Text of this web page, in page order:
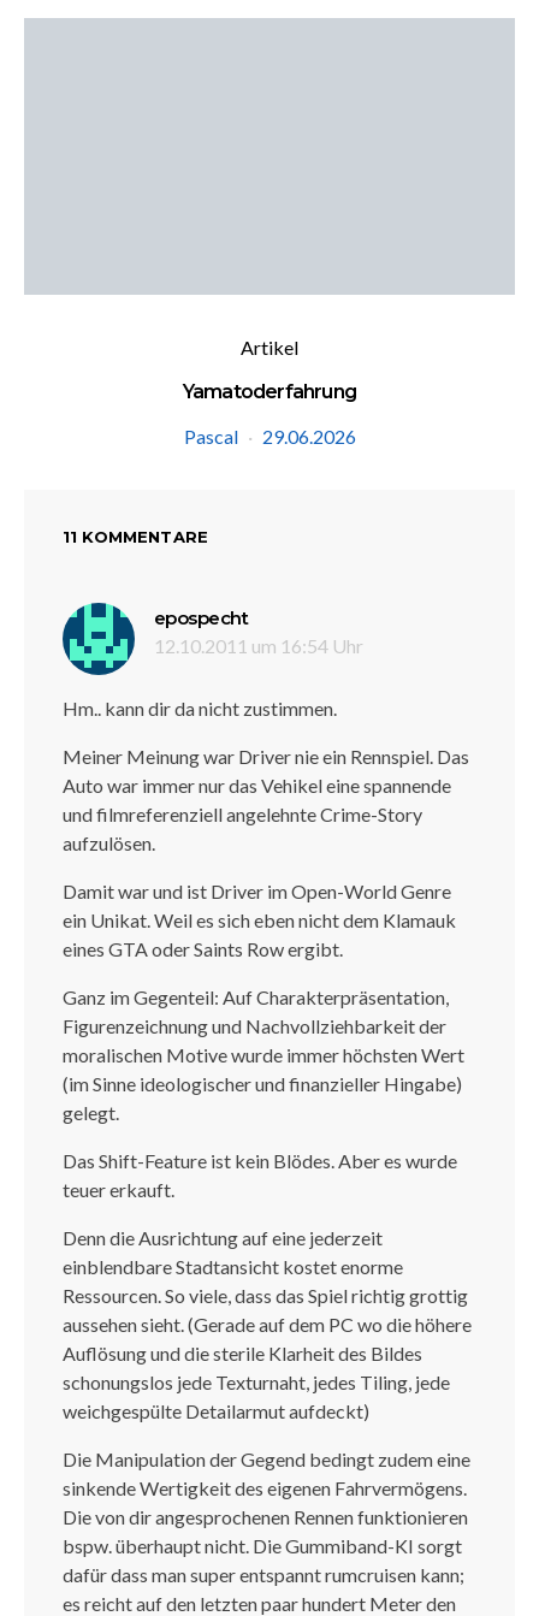
Artikel
Yamatoderfahrung
Pascal
29.06.2026
11 KOMMENTARE
epospechtsagt:
12.10.2011 um 16:54 Uhr
Hm.. kann dir da nicht zustimmen.
Meiner Meinung war Driver nie ein Rennspiel. Das
Auto war immer nur das Vehikel eine spannende
und filmreferenziell angelehnte Crime-Story
aufzulösen.
Damit war und ist Driver im Open-World Genre
ein Unikat. Weil es sich eben nicht dem Klamauk
eines GTA oder Saints Row ergibt.
Ganz im Gegenteil: Auf Charakterpräsentation,
Figurenzeichnung und Nachvollziehbarkeit der
moralischen Motive wurde immer höchsten Wert
(im Sinne ideologischer und finanzieller Hingabe)
gelegt.
Das Shift-Feature ist kein Blödes. Aber es wurde
teuer erkauft.
Denn die Ausrichtung auf eine jederzeit
einblendbare Stadtansicht kostet enorme
Ressourcen. So viele, dass das Spiel richtig grottig
aussehen sieht. (Gerade auf dem PC wo die höhere
Auflösung und die sterile Klarheit des Bildes
schonungslos jede Texturnaht, jedes Tiling, jede
weichgespülte Detailarmut aufdeckt)
Die Manipulation der Gegend bedingt zudem eine
sinkende Wertigkeit des eigenen Fahrvermögens.
Die von dir angesprochenen Rennen funktionieren
bspw. überhaupt nicht. Die Gummiband-KI sorgt
dafür dass man super entspannt rumcruisen kann;
es reicht auf den letzten paar hundert Meter den